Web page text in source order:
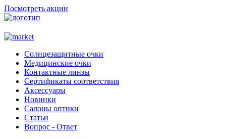
Посмотреть акции
Солнцезащитные очки
Медицинские очки
Контактные линзы
Сертификаты соответствия
Аксессуары
Новинки
Салоны оптики
Статьи
Вопрос - Ответ